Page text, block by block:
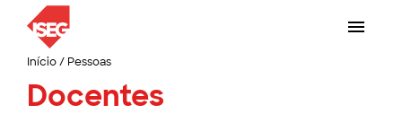
Início/ Pessoas
Docentes